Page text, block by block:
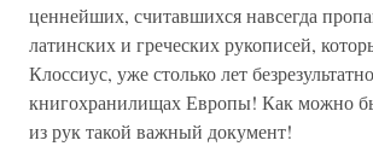
ценнейших, считавшихся навсегда
латинских и греческих рукописей,
Клоссиус, уже столько лет
книгохранилищах Европы! Как можно
из рук такой важный документ!